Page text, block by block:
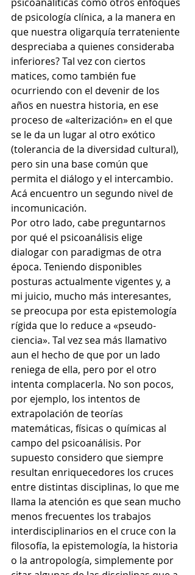
de psicología clínica, a la manera en
que nuestra oligarquía terrateniente
despreciaba a quienes consideraba
inferiores? Tal vez con ciertos
matices, como también fue
ocurriendo con el devenir de los
años en nuestra historia, en ese
proceso de «alterización» en el que
se le da un lugar al otro exótico
(tolerancia de la diversidad cultural),
pero sin una base común que
permita el diálogo y el intercambio.
Acá encuentro un segundo nivel de
incomunicación.
Por otro lado, cabe preguntarnos
por qué el psicoanálisis elige
dialogar con paradigmas de otra
época. Teniendo disponibles
posturas actualmente vigentes y, a
mi juicio, mucho más interesantes,
se preocupa por esta epistemología
rígida que lo reduce a «pseudo-
ciencia». Tal vez sea más llamativo
aun el hecho de que por un lado
reniega de ella, pero por el otro
intenta complacerla. No son pocos,
por ejemplo, los intentos de
extrapolación de teorías
matemáticas, físicas o químicas al
campo del psicoanálisis. Por
supuesto considero que siempre
resultan enriquecedores los cruces
entre distintas disciplinas, lo que me
llama la atención es que sean mucho
menos frecuentes los trabajos
interdisciplinarios en el cruce con la
filosofía, la epistemología, la historia
o la antropología, simplemente por